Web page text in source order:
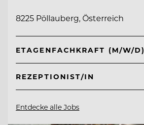
8225 Pöllauberg, Österreich
ETAGENFACHKRAFT (M/W/D)
REZEPTIONIST/IN
Entdecke alle Jobs